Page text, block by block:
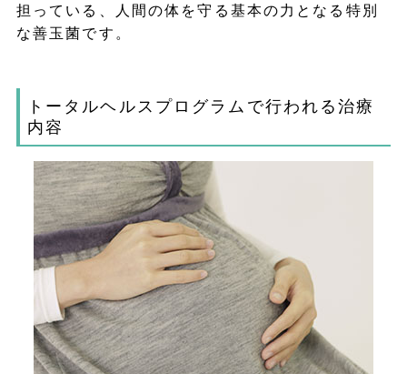
担っている、人間の体を守る基本の力となる特別
な善玉菌です。
トータルヘルスプログラムで行われる治療
内容